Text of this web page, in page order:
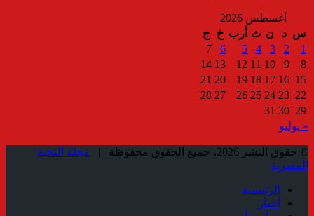
أغسطس 2026
س د ن ث أرب خ
ج
1
2
3
4
5
6
7
8
9
10
11
12
13
14
15
16
17
18
19
20
21
22
23
24
25
26
27
28
29
30
31
« يوليو
© حقوق النشر 2026، جميع الحقوق محفوظة |
مجلة النخبة
المصرية
الرئيسية
أخبار